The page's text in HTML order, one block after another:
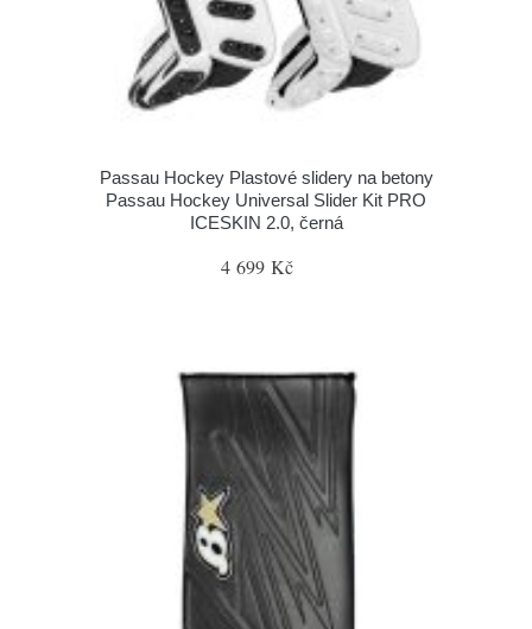
Passau Hockey Plastové slidery na betony
Passau Hockey Universal Slider Kit PRO
ICESKIN 2.0, černá
4 699 Kč